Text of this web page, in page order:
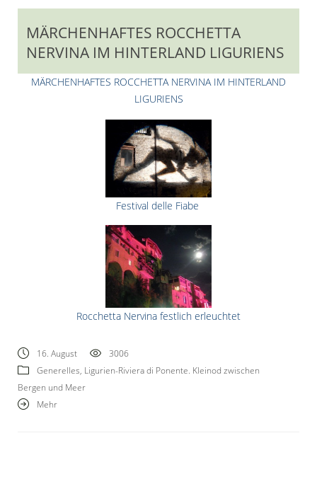
MÄRCHENHAFTES ROCCHETTA
NERVINA IM HINTERLAND LIGURIENS
MÄRCHENHAFTES ROCCHETTA NERVINA IM HINTERLAND
LIGURIENS
Festival delle Fiabe
Rocchetta Nervina festlich erleuchtet
16. August
3006
Generelles, Ligurien-Riviera di Ponente. Kleinod zwischen
Bergen und Meer
Mehr